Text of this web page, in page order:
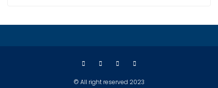
© All right reserved 2023